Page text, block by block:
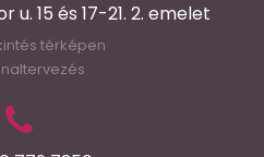
u. 15 és 17-21. 2. emelet
térképen